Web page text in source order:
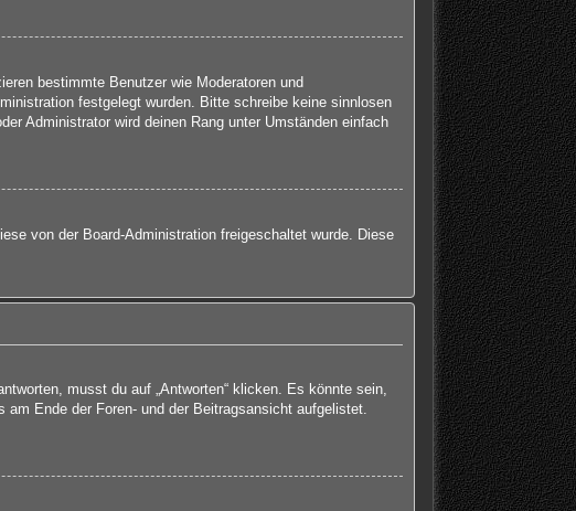
bestimmte Benutzer wie Moderatoren und
festgelegt wurden. Bitte schreibe keine sinnlosen
Administrator wird deinen Rang unter Umständen einfach
von der Board-Administration freigeschaltet wurde. Diese
musst du auf „Antworten“ klicken. Es könnte sein,
Ende der Foren- und der Beitragsansicht aufgelistet.